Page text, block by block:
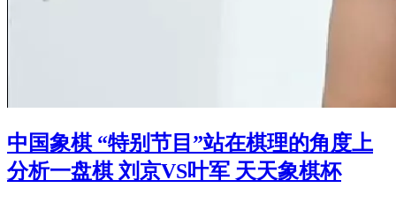
中国象棋 “特别节目”站在棋理的角度上
分析一盘棋 刘京VS叶军 天天象棋杯